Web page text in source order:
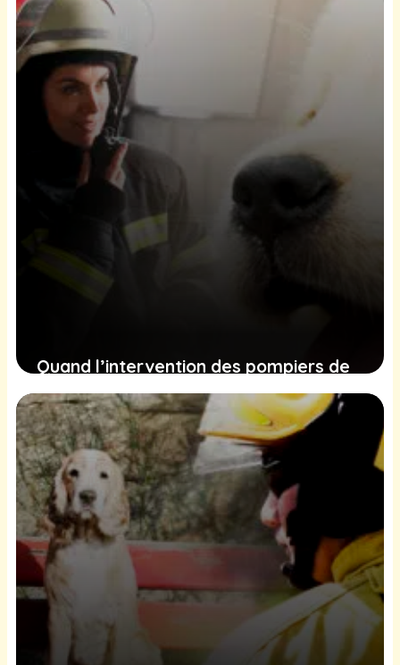
famille pour recommencer sa vie
1 février 2025
Quand l’intervention des pompiers de
Virginie pour un chiot captive un public
ému
24 janvier 2025